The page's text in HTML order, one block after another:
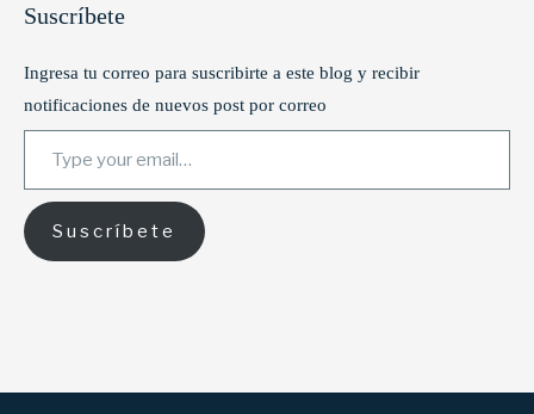
Suscríbete
Ingresa tu correo para suscribirte a este blog y recibir
notificaciones de nuevos post por correo
Type your email…
Suscríbete